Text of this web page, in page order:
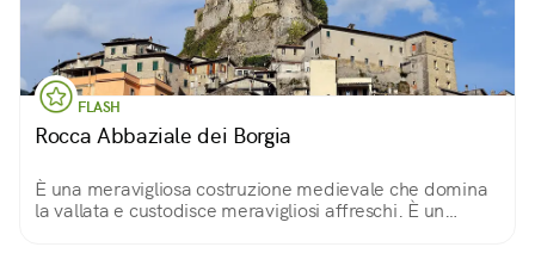
FLASH
Rocca Abbaziale dei Borgia
È una meravigliosa costruzione medievale che domina
la vallata e custodisce meravigliosi affreschi. È un